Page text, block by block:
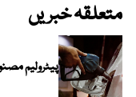
متعلقہ خبریں
پیٹرولیم